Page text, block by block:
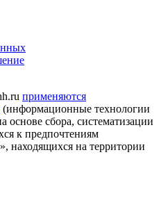
применяются
(информационные технологии
основе сбора, систематизации
к предпочтениям
находящихся на территории